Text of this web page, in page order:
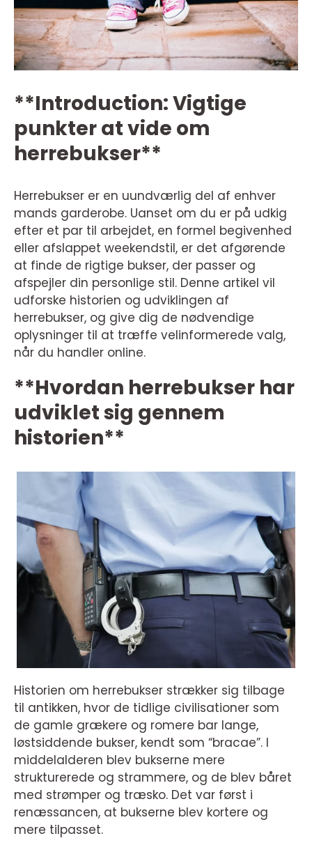
**Introduction: Vigtige
punkter at vide om
herrebukser**
Herrebukser er en uundværlig del af enhver
mands garderobe. Uanset om du er på udkig
efter et par til arbejdet, en formel begivenhed
eller afslappet weekendstil, er det afgørende
at finde de rigtige bukser, der passer og
afspejler din personlige stil. Denne artikel vil
udforske historien og udviklingen af
herrebukser, og give dig de nødvendige
oplysninger til at træffe velinformerede valg,
når du handler online.
**Hvordan herrebukser har
udviklet sig gennem
historien**
Historien om herrebukser strækker sig tilbage
til antikken, hvor de tidlige civilisationer som
de gamle grækere og romere bar lange,
løstsiddende bukser, kendt som “bracae”. I
middelalderen blev bukserne mere
strukturerede og strammere, og de blev båret
med strømper og træsko. Det var først i
renæssancen, at bukserne blev kortere og
mere tilpasset.